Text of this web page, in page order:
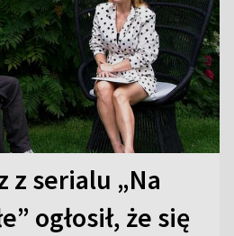
z serialu „Na
ogłosił, że się